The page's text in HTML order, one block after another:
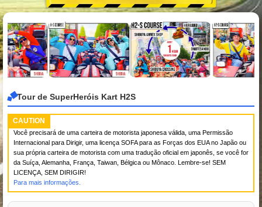
Tour de SuperHeróis Kart H2S
CAUTION
Você precisará de uma carteira de motorista japonesa válida, uma Permissão
Internacional para Dirigir, uma licença SOFA para as Forças dos EUA no Japão ou
sua própria carteira de motorista com uma tradução oficial em japonês, se você for
da Suíça, Alemanha, França, Taiwan, Bélgica ou Mônaco. Lembre-se! SEM
LICENÇA, SEM DIRIGIR!
Para mais informações.